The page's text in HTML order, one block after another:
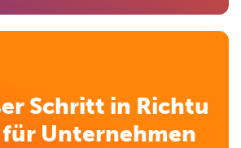
Schritt in Richtu
für Unternehmen